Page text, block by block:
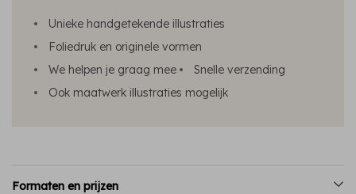
Unieke handgetekende illustraties
Foliedruk en originele vormen
We helpen je graag mee
Snelle verzending
Ook maatwerk illustraties mogelijk
Formaten en prijzen